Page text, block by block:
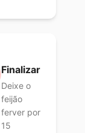
Finalizar
Deixe o
feijão
ferver por
15